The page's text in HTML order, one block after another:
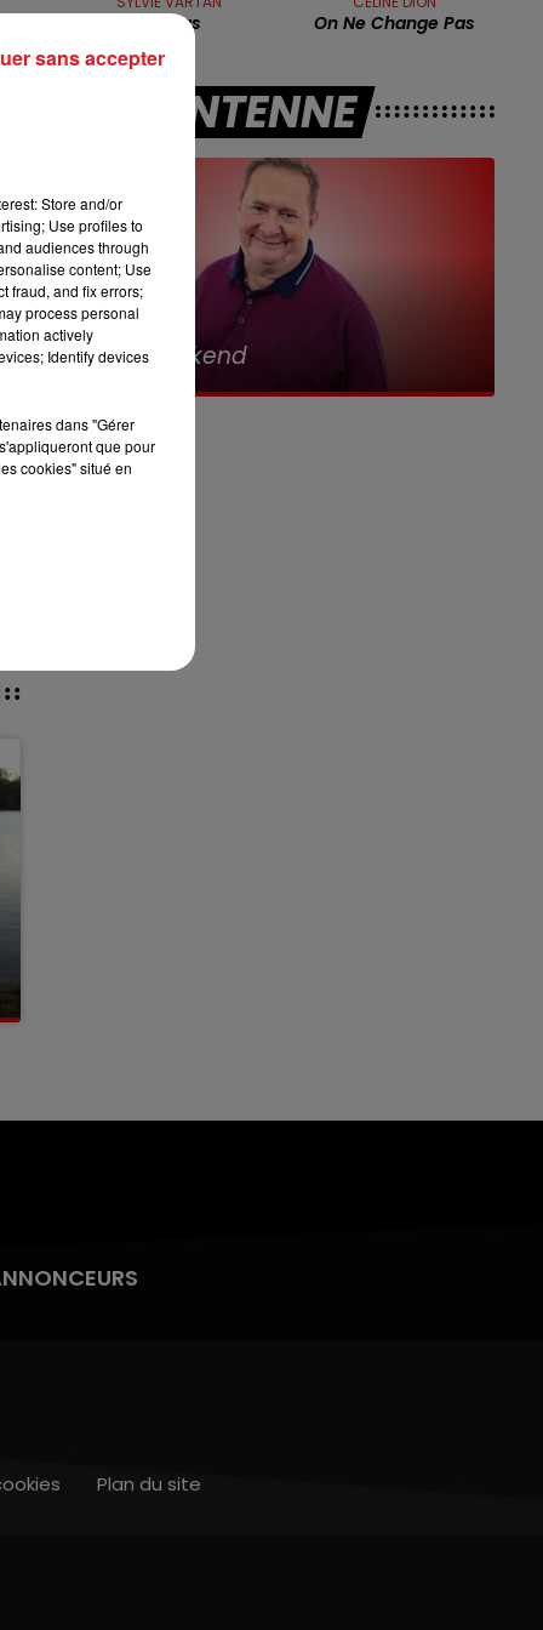
7h00 - 10h00
RDL WEEK-END
Nicolas On Ne Change Pas
A L'ANTENNE
10h00 - 12h00
RDL Weekend
Plan du site
Store and/or
Use profiles to
audiences through
content; Use
fraud, and fix errors;
process personal
actively
Identify devices
dans "Gérer
que pour
cookies" situé en
sans accepter